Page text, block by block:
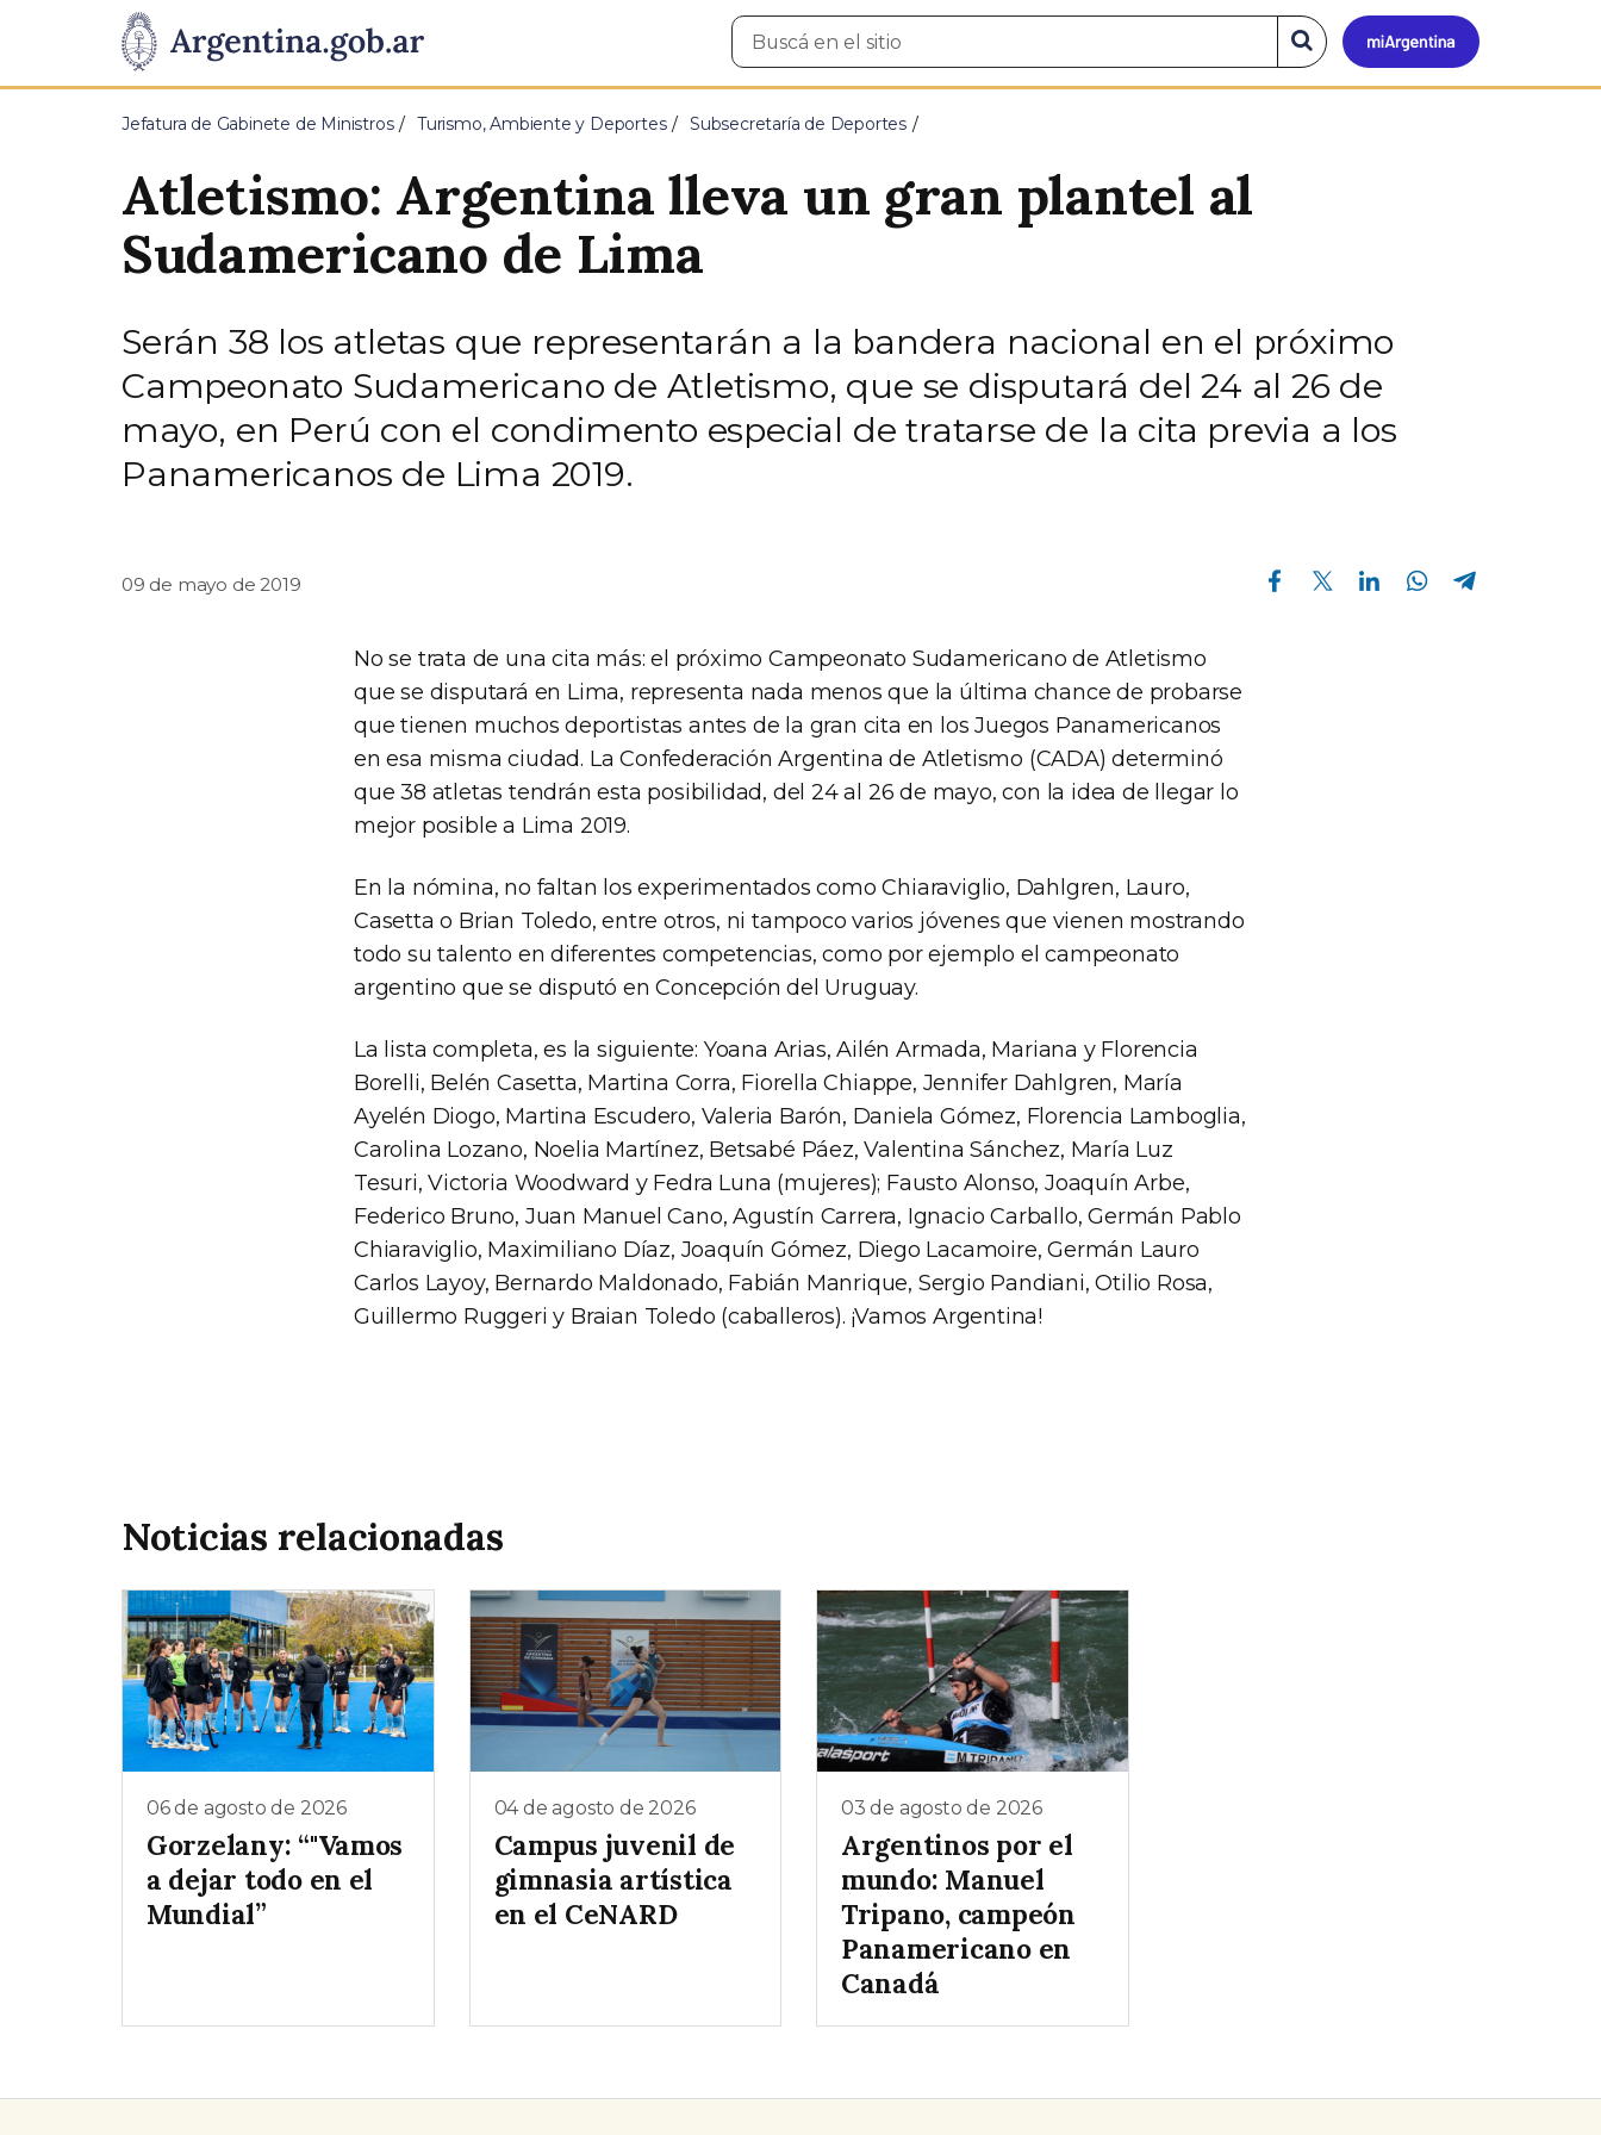
Presidencia
de
Pasar al contenido principal
Mi
Buscar
en
Buscar
en
el
Jefatura de Gabinete de Ministros Turismo, Ambiente y Deportes Subsecretaría de Deportes
Atletismo: Argentina lleva un gran plantel al
Sudamericano de Lima
Serán 38 los atletas que representarán a la bandera nacional en el próximo
Campeonato Sudamericano de Atletismo, que se disputará del 24 al 26 de
mayo, en Perú con el condimento especial de tratarse de la cita previa a los
Panamericanos de Lima 2019.
09 de mayo de 2019
Compartir en Facebook Compartir en Twitter Compartir en Linkedin Compartir en Whatsapp
No se trata de una cita más: el próximo Campeonato Sudamericano de Atletismo
que se disputará en Lima, representa nada menos que la última chance de probarse
que tienen muchos deportistas antes de la gran cita en los Juegos Panamericanos
en esa misma ciudad. La Confederación Argentina de Atletismo (CADA) determinó
que 38 atletas tendrán esta posibilidad, del 24 al 26 de mayo, con la idea de llegar lo
mejor posible a Lima 2019.
En la nómina, no faltan los experimentados como Chiaraviglio, Dahlgren, Lauro,
Casetta o Brian Toledo, entre otros, ni tampoco varios jóvenes que vienen mostrando
todo su talento en diferentes competencias, como por ejemplo el campeonato
argentino que se disputó en Concepción del Uruguay.
La lista completa, es la siguiente: Yoana Arias, Ailén Armada, Mariana y Florencia
Borelli, Belén Casetta, Martina Corra, Fiorella Chiappe, Jennifer Dahlgren, María
Ayelén Diogo, Martina Escudero, Valeria Barón, Daniela Gómez, Florencia Lamboglia,
Carolina Lozano, Noelia Martínez, Betsabé Páez, Valentina Sánchez, María Luz
Tesuri, Victoria Woodward y Fedra Luna (mujeres); Fausto Alonso, Joaquín Arbe,
Federico Bruno, Juan Manuel Cano, Agustín Carrera, Ignacio Carballo, Germán Pablo
Chiaraviglio, Maximiliano Díaz, Joaquín Gómez, Diego Lacamoire, Germán Lauro
Carlos Layoy, Bernardo Maldonado, Fabián Manrique, Sergio Pandiani, Otilio Rosa,
Guillermo Ruggeri y Braian Toledo (caballeros). ¡Vamos Argentina!
Noticias relacionadas
06 de agosto de 2026
Gorzelany: “"Vamos
a dejar todo en el
Mundial”
04 de agosto de 2026
Campus juvenil de
gimnasia artística
en el CeNARD
03 de agosto de 2026
Argentinos por el
mundo: Manuel
Tripano, campeón
Panamericano en
Canadá